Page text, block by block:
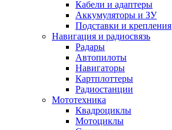
Кабели и адаптеры
Аккумуляторы и ЗУ
Подставки и крепления
Навигация и радиосвязь
Радары
Автопилоты
Навигаторы
Картплоттеры
Радиостанции
Мототехника
Квадроциклы
Мотоциклы